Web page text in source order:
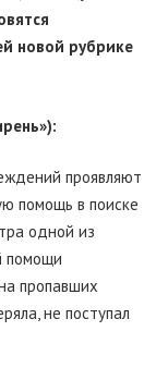
новой рубрике
проявляют
помощь в поиске
одной из
помощи
пропавших
не поступал